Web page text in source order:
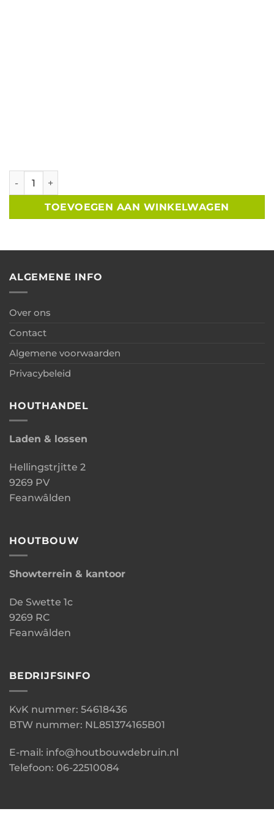
Kapschuur overkapping B600xD300 cm aantal
TOEVOEGEN AAN WINKELWAGEN
ALGEMENE INFO
Over ons
Contact
Algemene voorwaarden
Privacybeleid
HOUTHANDEL
Laden & lossen
Hellingstrjitte 2
9269 PV
Feanwâlden
HOUTBOUW
Showterrein & kantoor
De Swette 1c
9269 RC
Feanwâlden
BEDRIJFSINFO
KvK nummer: 54618436
BTW nummer: NL851374165B01
E-mail: info@houtbouwdebruin.nl
Telefoon: 06-22510084